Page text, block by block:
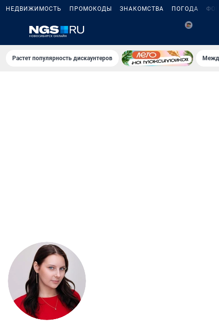
НЕДВИЖИМОСТЬ ПРОМОКОДЫ ЗНАКОМСТВА ПОГОДА
5
Растет популярность дискаунтеров